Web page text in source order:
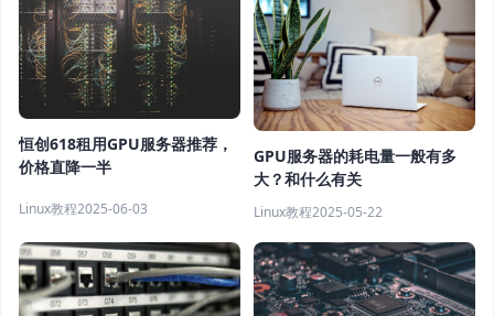
恒创618租用GPU服务器推荐，
价格直降一半
Linux教程2025-06-03
GPU服务器的耗电量一般有多
大？和什么有关
Linux教程2025-05-22